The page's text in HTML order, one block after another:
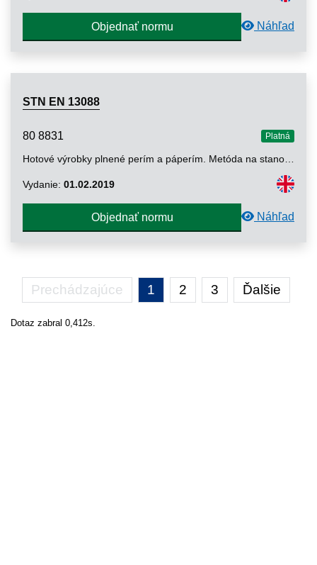
Objednať normu Náhľad
STN EN 13088
80 8831 Platná
Vydanie: 01.02.2019
Objednať normu Náhľad
Prechádzajúce 1 2 3 Ďalšie
Dotaz zabral 0,412s.